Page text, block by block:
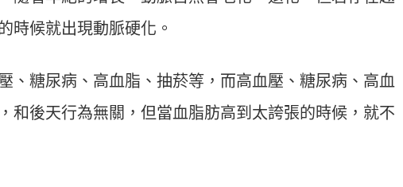
時候就出現動脈硬化。
、糖尿病、高血脂、抽菸等，而高血壓、糖尿病、高血
和後天行為無關，但當血脂肪高到太誇張的時候，就不